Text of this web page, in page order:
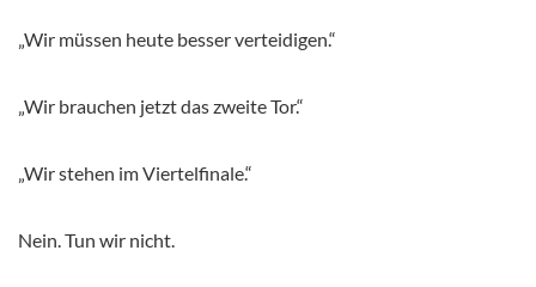
„Wir müssen heute besser verteidigen.“
„Wir brauchen jetzt das zweite Tor.“
„Wir stehen im Viertelfinale.“
Nein. Tun wir nicht.